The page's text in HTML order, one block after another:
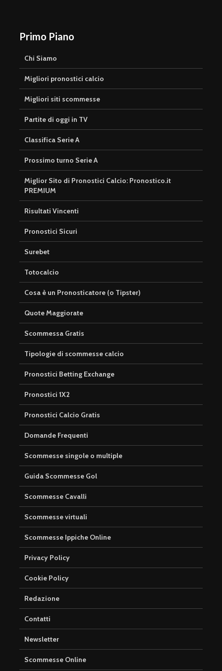
Primo Piano
Chi Siamo
Migliori pronostici calcio
Migliori siti scommesse
Partite di oggi in TV
Classifica Serie A
Prossimo turno Serie A
Miglior Sito di Pronostici Calcio: Pronostico.it
PREMIUM
Risultati Vincenti
Pronostici Sicuri
Surebet
Totocalcio
Cosa è un Pronosticatore (o Tipster)
Quote Maggiorate
Scommessa Gratis
Tipologie di scommesse calcio
Pronostici Betting Exchange
Pronostici 1X2
Pronostici Calcio Gratis
Domande Frequenti
Scommesse singole o multiple
Guida Scommesse Gol
Scommesse Cavalli
Scommesse virtuali
Scommesse Ippiche Online
Privacy Policy
Cookie Policy
Redazione
Contatti
Newsletter
Scommesse Online